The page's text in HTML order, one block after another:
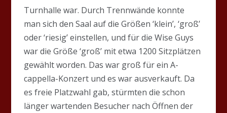
Turnhalle war. Durch Trennwände konnte
man sich den Saal auf die Größen ‘klein’, ‘groß’
oder ‘riesig’ einstellen, und für die Wise Guys
war die Größe ‘groß’ mit etwa 1200 Sitzplätzen
gewählt worden. Das war groß für ein A-
cappella-Konzert und es war ausverkauft. Da
es freie Platzwahl gab, stürmten die schon
länger wartenden Besucher nach Öffnen der